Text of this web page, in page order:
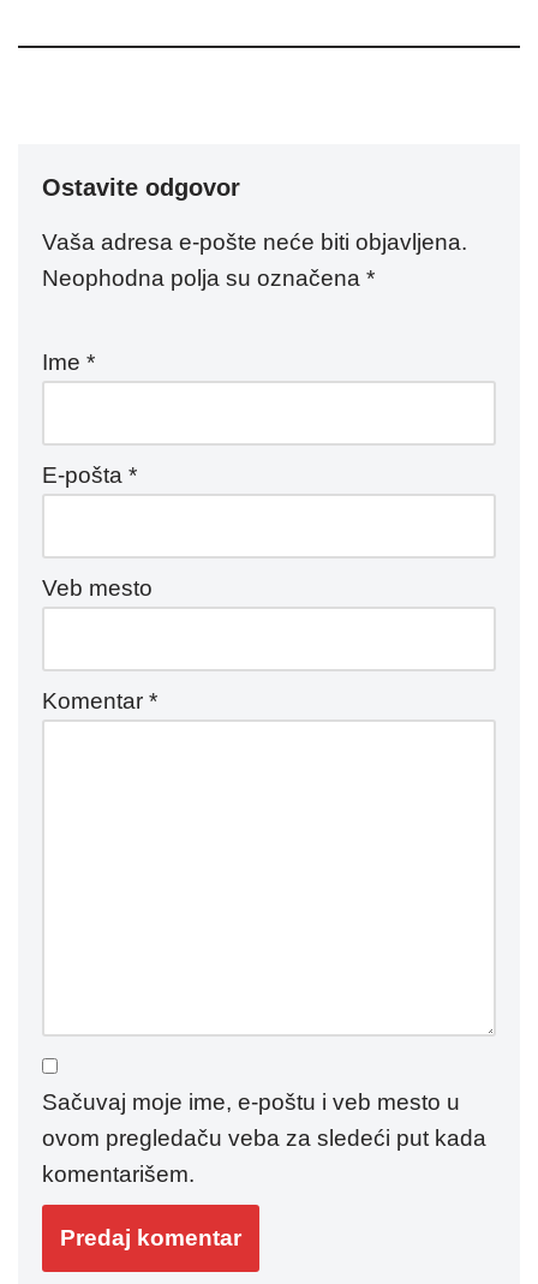
Ostavite odgovor
Vaša adresa e-pošte neće biti objavljena.
Neophodna polja su označena *
Ime *
E-pošta *
Veb mesto
Komentar *
Sačuvaj moje ime, e-poštu i veb mesto u
ovom pregledaču veba za sledeći put kada
komentarišem.